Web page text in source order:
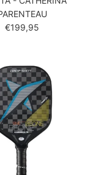
Reguliere prijs
€199,95